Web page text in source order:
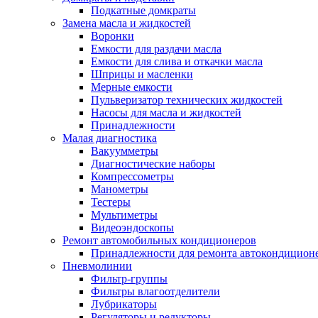
Подкатные домкраты
Замена масла и жидкостей
Воронки
Емкости для раздачи масла
Емкости для слива и откачки масла
Шприцы и масленки
Мерные емкости
Пульверизатор технических жидкостей
Насосы для масла и жидкостей
Принадлежности
Малая диагностика
Вакуумметры
Диагностические наборы
Компрессометры
Манометры
Тестеры
Мультиметры
Видеоэндоскопы
Ремонт автомобильных кондиционеров
Принадлежности для ремонта
Пневмолинии
Фильтр-группы
Фильтры влагоотделители
Лубрикаторы